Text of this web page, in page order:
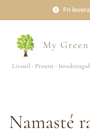
Fri
My Green
Livsstil - Present -
Namasté